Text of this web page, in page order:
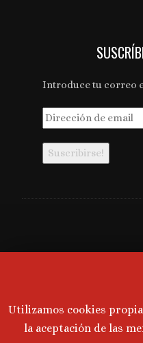
Introduce tu correo
Dirección
de
email
establecimientos,
Mándanos tus notas
Utilizamos cookies
la aceptación de las